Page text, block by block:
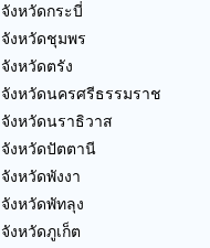
จังหวัดกระบี่
จังหวัดชุมพร
จังหวัดตรัง
จังหวัดนครศรีธรรมราช
จังหวัดนราธิวาส
จังหวัดปัตตานี
จังหวัดพังงา
จังหวัดพัทลุง
จังหวัดภูเก็ต